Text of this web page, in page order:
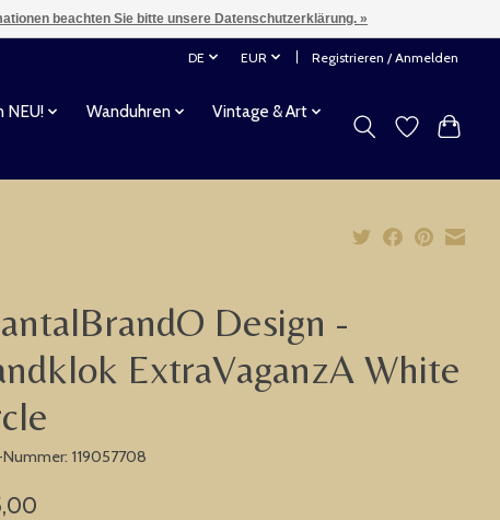
DE EUR Registrieren / Anmelden
NEU! Wanduhren
Vintage & Art
Design -
ExtraVaganzA White
119057708
beachten Sie bitte unsere Datenschutzerklärung. »